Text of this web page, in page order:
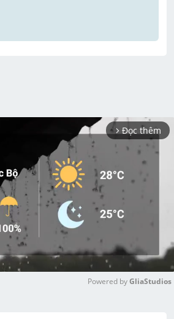
arrow_forward_ios Đọc thêm
Powered by GliaStudios